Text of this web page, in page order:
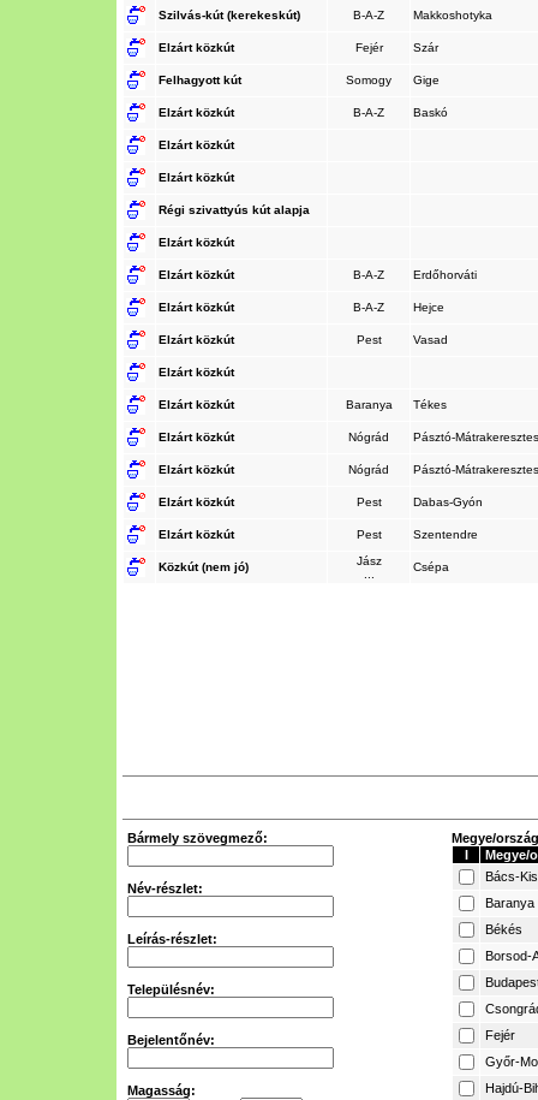
Szilvás-kút (kerekeskút) B-A-Z Makkoshotyka
Elzárt közkút Fejér Szár
Felhagyott kút Somogy Gige
Elzárt közkút B-A-Z Baskó
Elzárt közkút
Elzárt közkút
Régi szivattyús kút alapja
Elzárt közkút
Elzárt közkút B-A-Z Erdőhorváti
Elzárt közkút B-A-Z Hejce
Elzárt közkút Pest Vasad
Elzárt közkút
Elzárt közkút Baranya Tékes
Elzárt közkút Nógrád Pásztó-
Elzárt közkút Nógrád Pásztó-
Elzárt közkút Pest Dabas-Gyón
Elzárt közkút Pest Szentendre
Közkút (nem jó)
Jász
Csépa
Bármely szövegmező:
Név-részlet:
Leírás-részlet:
Településnév:
Bejelentőnév:
Magasság:
Megye/
I
Megye/
Bács-
Baranya
Békés
Borsod-
Fejér
Győr-
Hajdú-